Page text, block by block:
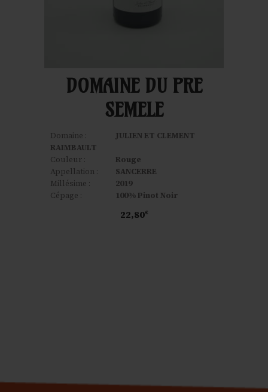
DOMAINE DU PRE
SEMELE
Domaine :
JULIEN ET CLEMENT
RAIMBAULT
Couleur :
Rouge
Appellation :
SANCERRE
Millésime :
2019
Cépage :
100% Pinot Noir
22,80€